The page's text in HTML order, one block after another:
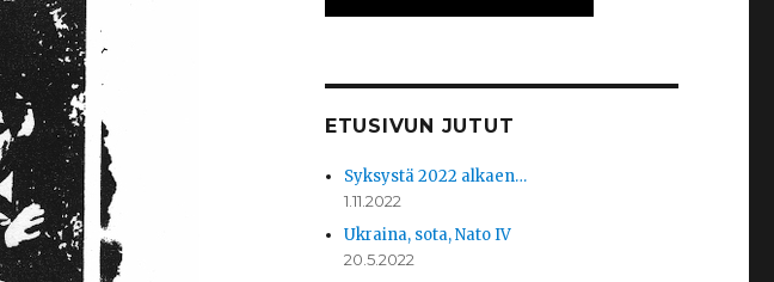
ETUSIVUN JUTUT
Syksystä 2022 alkaen…
1.11.2022
Ukraina, sota, Nato IV
20.5.2022